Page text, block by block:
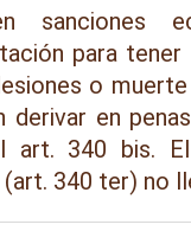
sanciones
para tener
o
derivar en
art. 340 bis. El
340 ter) no